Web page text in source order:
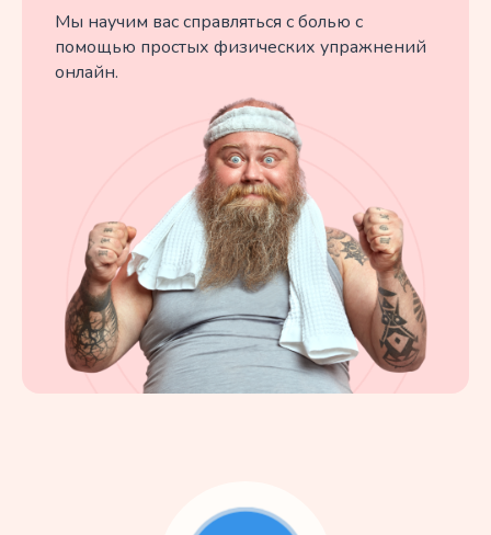
Мы научим вас справляться с болью с
помощью простых физических упражнений
онлайн.